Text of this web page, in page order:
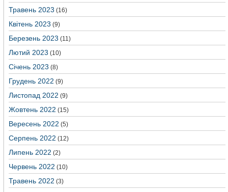
Травень 2023 (16)
Квітень 2023 (9)
Березень 2023 (11)
Лютий 2023 (10)
Січень 2023 (8)
Грудень 2022 (9)
Листопад 2022 (9)
Жовтень 2022 (15)
Вересень 2022 (5)
Серпень 2022 (12)
Липень 2022 (2)
Червень 2022 (10)
Травень 2022 (3)